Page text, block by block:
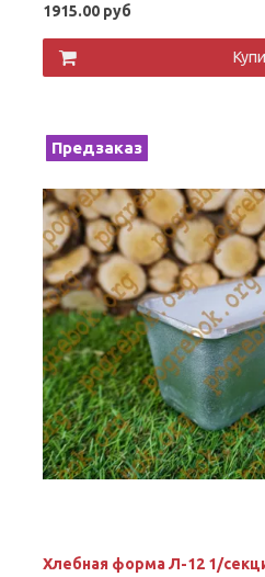
1915.00 руб
Предзаказ
Хлебная форма Л-12 1/